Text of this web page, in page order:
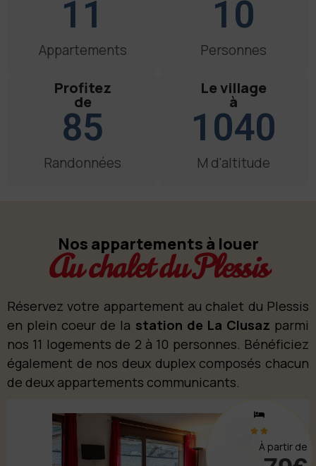
Appartements
11
Personnes
10
Profitez
de
Randonnées
85
Le village
à
M d'altitude
1040
Nos appartements à louer
Au chalet du Plessis
Réservez votre appartement au chalet du Plessis
en plein coeur de la station de La Clusaz parmi
nos 11 logements de 2 à 10 personnes. Bénéficiez
également de nos deux duplex composés chacun
de deux appartements communicants.
À partir de